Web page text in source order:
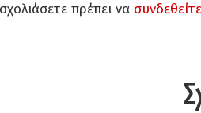
πρέπει να συνδεθείτε